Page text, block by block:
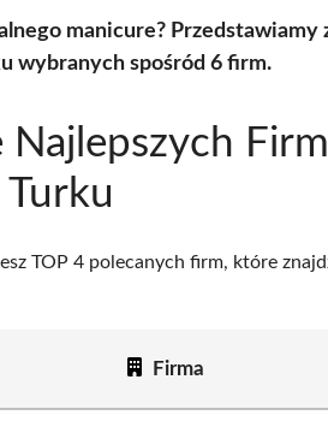
manicure?
wybranych spośród 6 firm.
Najlepszych
TOP 4 polecanych firm, które
Firma